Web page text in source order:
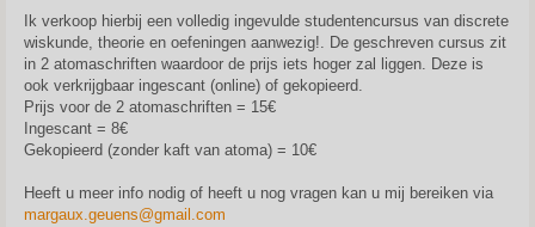
Ik verkoop hierbij een volledig ingevulde studentencursus van discrete
wiskunde, theorie en oefeningen aanwezig!. De geschreven cursus zit
in 2 atomaschriften waardoor de prijs iets hoger zal liggen. Deze is
ook verkrijgbaar ingescant (online) of gekopieerd.
Prijs voor de 2 atomaschriften = 15€
Ingescant = 8€
Gekopieerd (zonder kaft van atoma) = 10€
Heeft u meer info nodig of heeft u nog vragen kan u mij bereiken via
margaux.geuens@gmail.com